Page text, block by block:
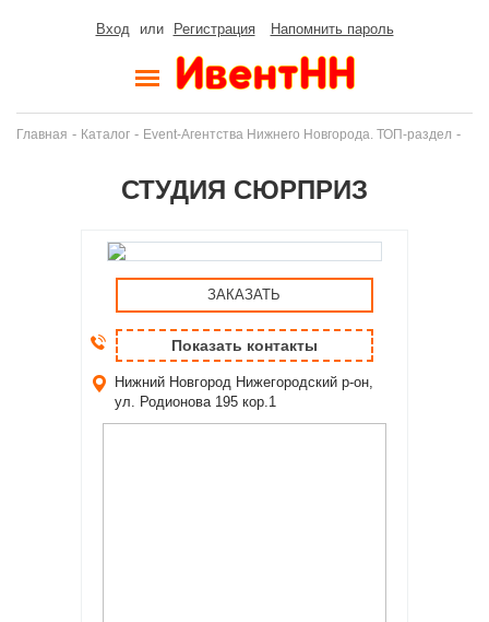
Вход или Регистрация Напомнить пароль
Главная - Каталог - Event-Агентства Нижнего Новгорода. ТОП-раздел -
СТУДИЯ СЮРПРИЗ
ЗАКАЗАТЬ
Показать контакты
Нижний Новгород Нижегородский р-он,
ул. Родионова 195 кор.1